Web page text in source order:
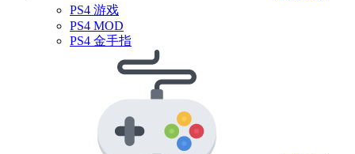
PS4 游戏
PS4 MOD
PS4 金手指